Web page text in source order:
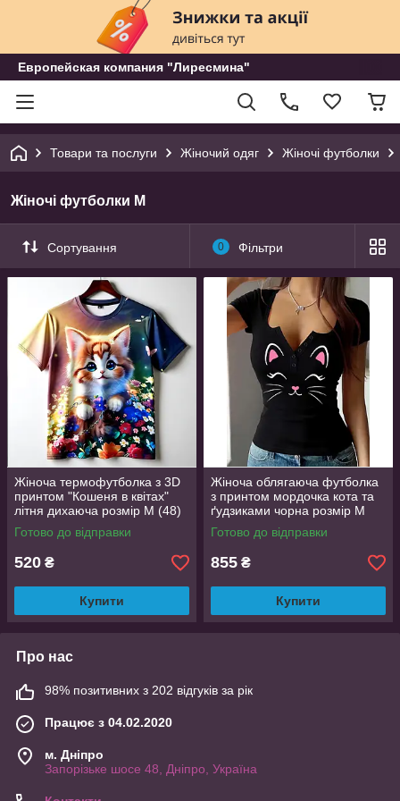
Европейская компания "Лиресмина"
Товари та послуги Жіночий одяг Жіночі футболки
Жіночі футболки M
Сортування 0 Фільтри
Жіноча термофутболка з 3D
принтом "Кошеня в квітах"
літня дихаюча розмір M (48)
Готово до відправки
520 ₴
Купити
Жіноча облягаюча футболка
з принтом мордочка кота та
ґудзиками чорна розмір M
(48)
Готово до відправки
855 ₴
Купити
Про нас
98% позитивних з 202 відгуків за рік
Працює з 04.02.2020
м. Дніпро
Запорізьке шосе 48, Дніпро, Україна